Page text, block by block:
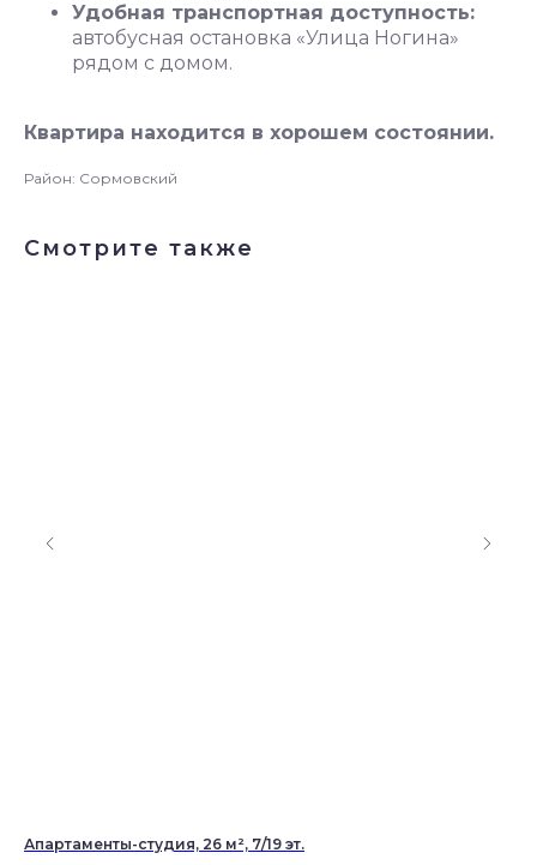
Удобная транспортная доступность:
автобусная остановка «Улица Ногина»
рядом с домом.
Квартира находится в хорошем состоянии.
Район: Сормовский
Смотрите также
Апартаменты-студия, 26 м², 7/19 эт.